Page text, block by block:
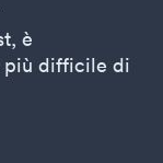
è
più difficile di